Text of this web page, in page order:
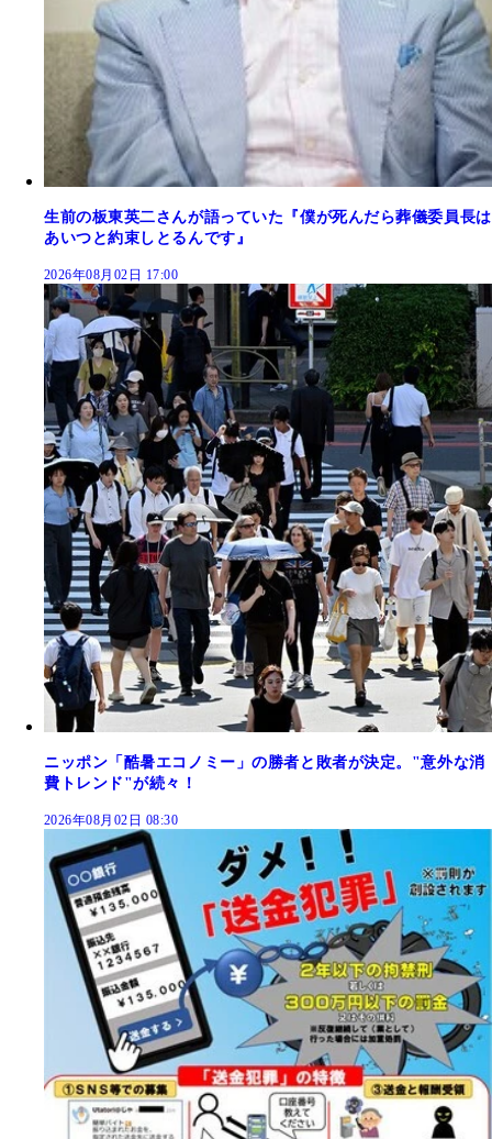
生前の板東英二さんが語っていた『僕が死んだら葬儀委員長は
あいつと約束しとるんです』
2026年08月02日 17:00
ニッポン「酷暑エコノミー」の勝者と敗者が決定。"意外な消
費トレンド"が続々！
2026年08月02日 08:30